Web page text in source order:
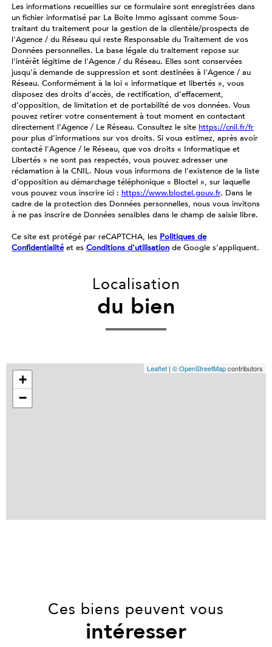
Les informations recueillies sur ce formulaire sont enregistrées dans
un fichier informatisé par La Boite Immo agissant comme Sous-
traitant du traitement pour la gestion de la clientèle/prospects de
l'Agence / du Réseau qui reste Responsable du Traitement de vos
Données personnelles. La base légale du traitement repose sur
l'intérêt légitime de l'Agence / du Réseau. Elles sont conservées
jusqu'à demande de suppression et sont destinées à l'Agence / au
Réseau. Conformément à la loi « informatique et libertés », vous
disposez des droits d’accès, de rectification, d’effacement,
d’opposition, de limitation et de portabilité de vos données. Vous
pouvez retirer votre consentement à tout moment en contactant
directement l’Agence / Le Réseau. Consultez le site https://cnil.fr/fr
pour plus d’informations sur vos droits. Si vous estimez, après avoir
contacté l'Agence / le Réseau, que vos droits « Informatique et
Libertés » ne sont pas respectés, vous pouvez adresser une
réclamation à la CNIL. Nous vous informons de l’existence de la liste
d'opposition au démarchage téléphonique « Bloctel », sur laquelle
vous pouvez vous inscrire ici : https://www.bloctel.gouv.fr. Dans le
cadre de la protection des Données personnelles, nous vous invitons
à ne pas inscrire de Données sensibles dans le champ de saisie libre.
Ce site est protégé par reCAPTCHA, les Politiques de
Confidentialitéet es Conditions d'utilisation de Google s'appliquent.
Localisation
du bien
+
−
Leaflet | © OpenStreetMapcontributors
Ces biens peuvent vous
intéresser